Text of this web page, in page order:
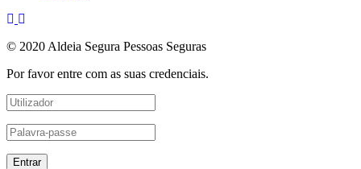
© 2020 Aldeia Segura Pessoas Seguras
Por favor entre com as suas credenciais.